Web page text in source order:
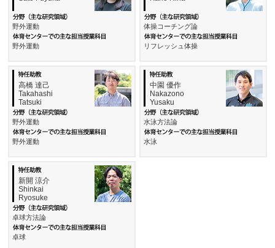
野外運動
野外運動
体操コーチング論
リフレッシュ体操
高橋 達己
Takahashi
Tatsuki
野外運動
野外運動
中園 優作
Nakazono
Yusaku
水泳方法論
水泳
新開 涼介
Shinkai
Ryosuke
卓球方法論
卓球